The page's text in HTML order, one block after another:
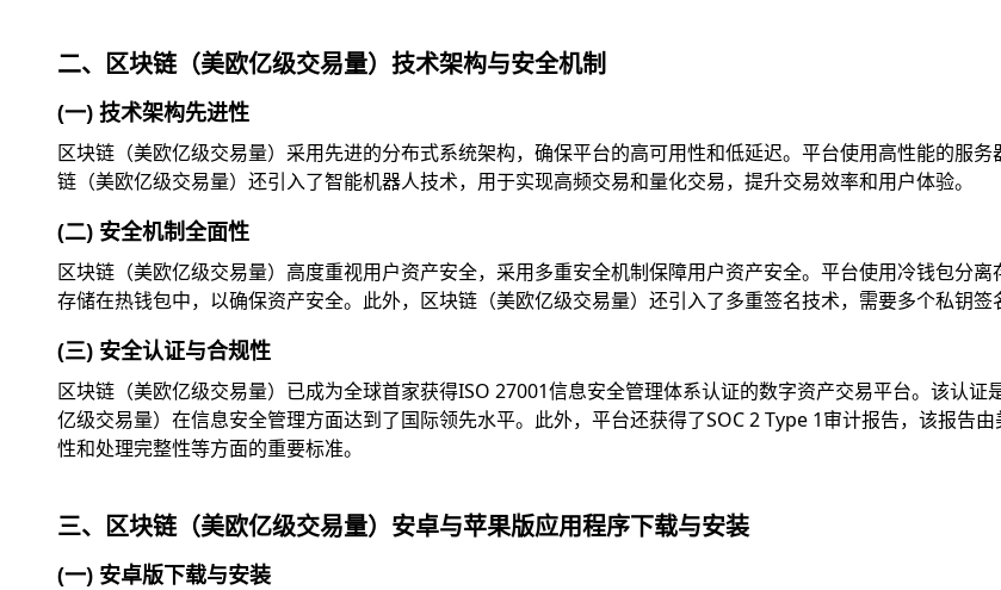
二、区块链（美欧亿级交易量）技术架构与安全机制
(一) 技术架构先进性
区块链（美欧亿级交易量）采用先进的分布式系统架构，确保平台的高可用性和低延迟。平台使用高性能的服
链（美欧亿级交易量）还引入了智能机器人技术，用于实现高频交易和量化交易，提升交易效率和用户体验。
(二) 安全机制全面性
区块链（美欧亿级交易量）高度重视用户资产安全，采用多重安全机制保障用户资产安全。平台使用冷钱包分
存储在热钱包中，以确保资产安全。此外，区块链（美欧亿级交易量）还引入了多重签名技术，需要多个私钥签
(三) 安全认证与合规性
区块链（美欧亿级交易量）已成为全球首家获得ISO 27001信息安全管理体系认证的数字资产交易平台。该认
亿级交易量）在信息安全管理方面达到了国际领先水平。此外，平台还获得了SOC 2 Type 1审计报告，该报告
性和处理完整性等方面的重要标准。
三、区块链（美欧亿级交易量）安卓与苹果版应用程序下载与安装
(一) 安卓版下载与安装